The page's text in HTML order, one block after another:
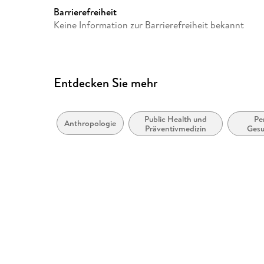
Barrierefreiheit
Keine Information zur Barrierefreiheit bekannt
Entdecken Sie mehr
Anthropologie
Public Health und
Präventivmedizin